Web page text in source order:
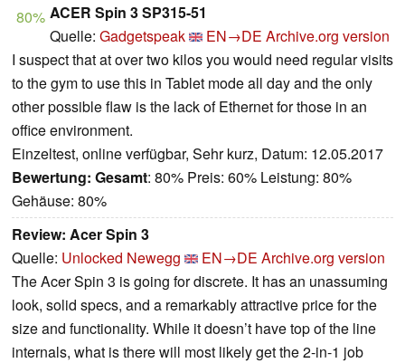
80% ACER Spin 3 SP315-51
Quelle: Gadgetspeak EN→DE Archive.org version
I suspect that at over two kilos you would need regular visits
to the gym to use this in Tablet mode all day and the only
other possible flaw is the lack of Ethernet for those in an
office environment.
Einzeltest, online verfügbar, Sehr kurz, Datum: 12.05.2017
Bewertung: Gesamt: 80% Preis: 60% Leistung: 80%
Gehäuse: 80%
Review: Acer Spin 3
Quelle: Unlocked Newegg EN→DE Archive.org version
The Acer Spin 3 is going for discrete. It has an unassuming
look, solid specs, and a remarkably attractive price for the
size and functionality. While it doesn’t have top of the line
internals, what is there will most likely get the 2-in-1 job